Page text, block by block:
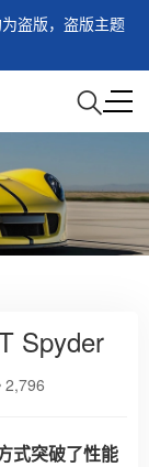
盗版，盗版主题
Spyder
2,796
式突破了性能